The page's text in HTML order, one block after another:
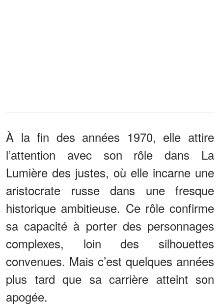
À la fin des années 1970, elle attire
l’attention avec son rôle dans La
Lumière des justes, où elle incarne une
aristocrate russe dans une fresque
historique ambitieuse. Ce rôle confirme
sa capacité à porter des personnages
complexes, loin des silhouettes
convenues. Mais c’est quelques années
plus tard que sa carrière atteint son
apogée.